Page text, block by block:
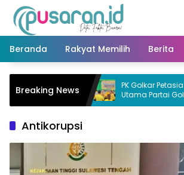
Langsung
konten
Beranda
Rakyat Memilih Berita
Breaking News
Terisolir
PK Golkar Petasia
Utama Partai Golkar
Antikorupsi